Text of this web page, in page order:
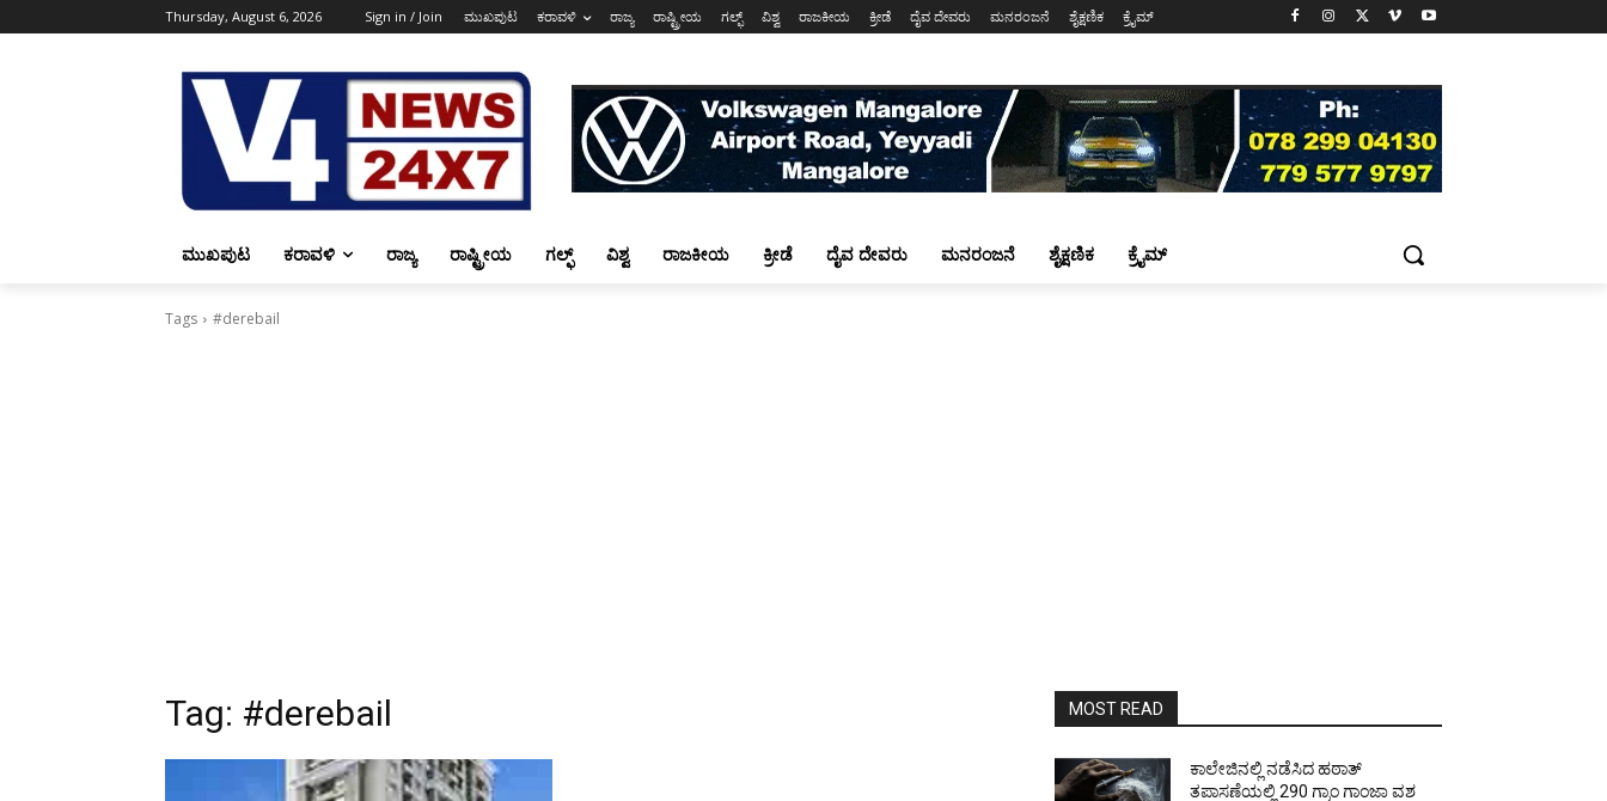
Thursday, August 6, 2026 Sign in / Join ಮುಖಪುಟ ಕರಾವಳಿ ರಾಜ್ಯ ರಾಷ್ಟ್ರೀಯ ಗಲ್ಫ್ ವಿಶ್ವ ರಾಜಕೀಯ ಕ್ರೀಡೆ ದೈವ ದೇವರು ಮನರಂಜನೆ ಶೈಕ್ಷಣಿಕ ಕ್ರೈಮ್
ಮುಖಪುಟ ಕರಾವಳಿ ರಾಜ್ಯ ರಾಷ್ಟ್ರೀಯ ಗಲ್ಫ್ ವಿಶ್ವ ರಾಜಕೀಯ ಕ್ರೀಡೆ ದೈವ ದೇವರು ಮನರಂಜನೆ ಶೈಕ್ಷಣಿಕ ಕ್ರೈಮ್
Tags #derebail
Tag: #derebail MOST READ
ಕಾಲೇಜಿನಲ್ಲಿ ನಡೆಸಿದ ಹಠಾತ್
ತಪಾಸಣೆಯಲ್ಲಿ 290 ಗ್ರಾಂ ಗಾಂಜಾ ವಶ